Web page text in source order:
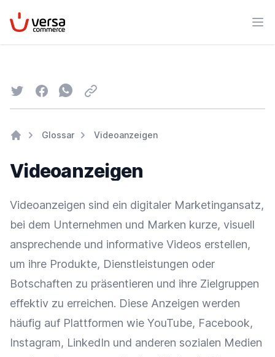
VersaCommerce
TwitterFacebookWhatsapp
Email
Glossar Videoanzeigen
Videoanzeigen
Videoanzeigen sind ein digitaler Marketingansatz,
bei dem Unternehmen und Marken kurze, visuell
ansprechende und informative Videos erstellen,
um ihre Produkte, Dienstleistungen oder
Botschaften zu präsentieren und ihre Zielgruppen
effektiv zu erreichen. Diese Anzeigen werden
häufig auf Plattformen wie YouTube, Facebook,
Instagram, LinkedIn und anderen sozialen Medien